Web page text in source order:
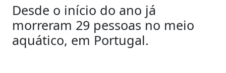
Desde o início do ano já
morreram 29 pessoas no meio
aquático, em Portugal.